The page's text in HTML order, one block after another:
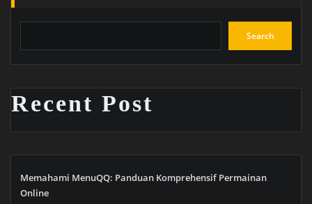
Search
Recent Post
Memahami MenuQQ: Panduan Komprehensif Permainan
Online